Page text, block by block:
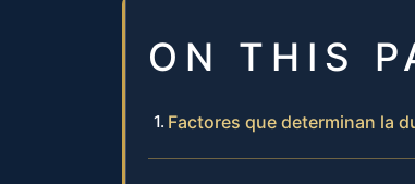
ON THIS
Factores que determinan la